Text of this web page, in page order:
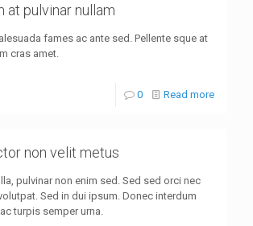
at pulvinar nullam
fames ac ante sed. Pellente sque at
cras amet.
0 Read more
non velit metus
pulvinar non enim sed. Sed sed orci nec
Sed in dui ipsum. Donec interdum
turpis semper urna.